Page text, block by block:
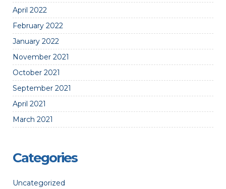
April 2022
February 2022
January 2022
November 2021
October 2021
September 2021
April 2021
March 2021
Categories
Uncategorized